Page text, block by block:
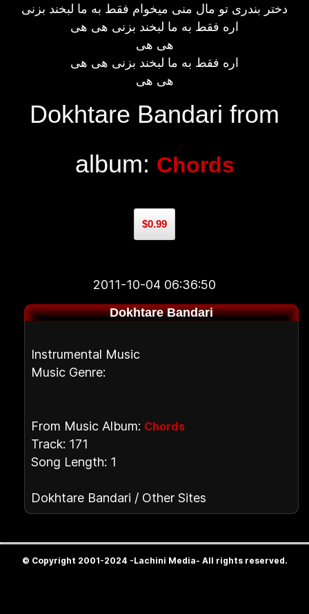
دختر بندری تو مال منی میخوام فقط به ما لبخند بزنی
اره فقط به ما لبخند بزنی هی هی
هی هی
اره فقط به ما لبخند بزنی هی هی
هی هی
Dokhtare Bandari from
album: Chords
$0.99
2011-10-04 06:36:50
Dokhtare Bandari
Instrumental Music
Music Genre:
From Music Album: Chords
Track: 171
Song Length: 1
Dokhtare Bandari / Other Sites
© Copyright 2001-2024 -Lachini Media- All rights reserved.